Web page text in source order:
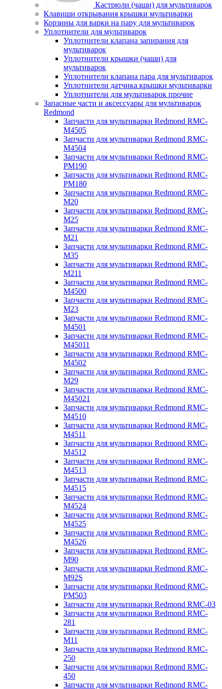
Кастрюли (чаши) для мультиварок
Клавиши открывания крышки мультиварки
Корзины для варки на пару для мультиварок
Уплотнители для мультиварок
Уплотнители клапана запирания для
мультиварок
Уплотнители крышки (чаши) для
мультиварок
Уплотнители клапана пара для мультиварок
Уплотнители датчика крышки мультиварки
Уплотнители для мультиварок прочие
Запасные части и аксессуары для мультиварок
Redmond
Запчасти для мультиварки Redmond RMC-
M4505
Запчасти для мультиварки Redmond RMC-
M4504
Запчасти для мультиварки Redmond RMC-
PM190
Запчасти для мультиварки Redmond RMC-
PM180
Запчасти для мультиварки Redmond RMC-
M20
Запчасти для мультиварки Redmond RMC-
M25
Запчасти для мультиварки Redmond RMC-
M21
Запчасти для мультиварки Redmond RMC-
M35
Запчасти для мультиварки Redmond RMC-
M211
Запчасти для мультиварки Redmond RMC-
M4500
Запчасти для мультиварки Redmond RMC-
M23
Запчасти для мультиварки Redmond RMC-
M4501
Запчасти для мультиварки Redmond RMC-
M45011
Запчасти для мультиварки Redmond RMC-
M4502
Запчасти для мультиварки Redmond RMC-
M29
Запчасти для мультиварки Redmond RMC-
M45021
Запчасти для мультиварки Redmond RMC-
M4510
Запчасти для мультиварки Redmond RMC-
M4511
Запчасти для мультиварки Redmond RMC-
M4512
Запчасти для мультиварки Redmond RMC-
M4513
Запчасти для мультиварки Redmond RMC-
M4515
Запчасти для мультиварки Redmond RMC-
M4524
Запчасти для мультиварки Redmond RMC-
M4525
Запчасти для мультиварки Redmond RMC-
M4526
Запчасти для мультиварки Redmond RMC-
M90
Запчасти для мультиварки Redmond RMC-
M92S
Запчасти для мультиварки Redmond RMC-
PM503
Запчасти для мультиварки Redmond RMC-03
Запчасти для мультиварки Redmond RMC-
281
Запчасти для мультиварки Redmond RMC-
M11
Запчасти для мультиварки Redmond RMC-
250
Запчасти для мультиварки Redmond RMC-
450
Запчасти для мультиварки Redmond RMC-